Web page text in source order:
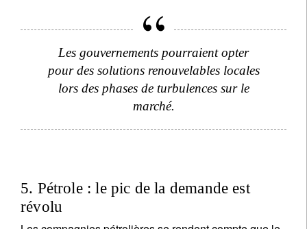
Les gouvernements pourraient opter
pour des solutions renouvelables locales
lors des phases de turbulences sur le
marché.
5. Pétrole : le pic de la demande est
révolu